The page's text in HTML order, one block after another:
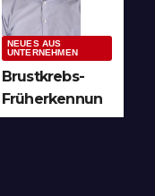
Köpfe
NEUES AUS
UNTERNEHMEN
Brustkrebs-
Früherkennun
g in Arnsberg